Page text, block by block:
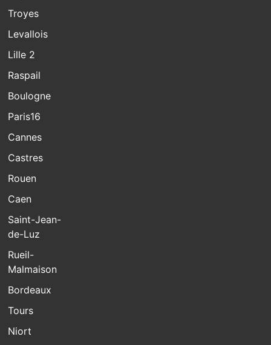
Troyes
Levallois
Lille 2
Raspail
Boulogne
Paris16
Cannes
Castres
Rouen
Caen
Saint-Jean-
de-Luz
Rueil-
Malmaison
Bordeaux
Tours
Niort